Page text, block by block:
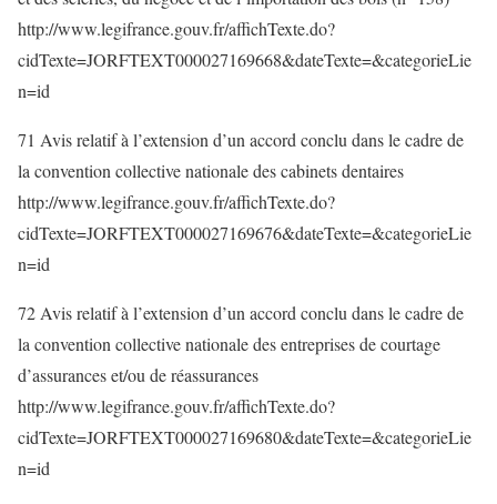
http://www.legifrance.gouv.fr/affichTexte.do?
cidTexte=JORFTEXT000027169668&dateTexte=&categorieLie
n=id
71 Avis relatif à l’extension d’un accord conclu dans le cadre de
la convention collective nationale des cabinets dentaires
http://www.legifrance.gouv.fr/affichTexte.do?
cidTexte=JORFTEXT000027169676&dateTexte=&categorieLie
n=id
72 Avis relatif à l’extension d’un accord conclu dans le cadre de
la convention collective nationale des entreprises de courtage
d’assurances et/ou de réassurances
http://www.legifrance.gouv.fr/affichTexte.do?
cidTexte=JORFTEXT000027169680&dateTexte=&categorieLie
n=id